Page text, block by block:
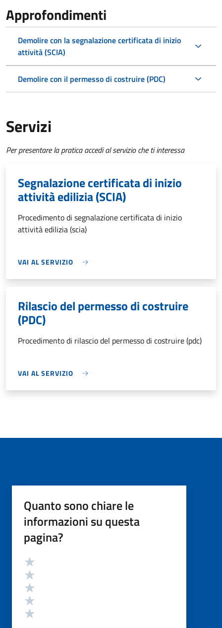
Approfondimenti
Demolire con la segnalazione certificata di inizio
attività (SCIA)
Demolire con il permesso di costruire (PDC)
Servizi
Per presentare la pratica accedi al servizio che ti interessa
Segnalazione certificata di inizio
attività edilizia (SCIA)
Procedimento di segnalazione certificata di inizio
attività edilizia (scia)
VAI AL SERVIZIO
Rilascio del permesso di costruire
(PDC)
Procedimento di rilascio del permesso di costruire (pdc)
VAI AL SERVIZIO
Quanto sono chiare le
informazioni su questa
pagina?
Valutazione